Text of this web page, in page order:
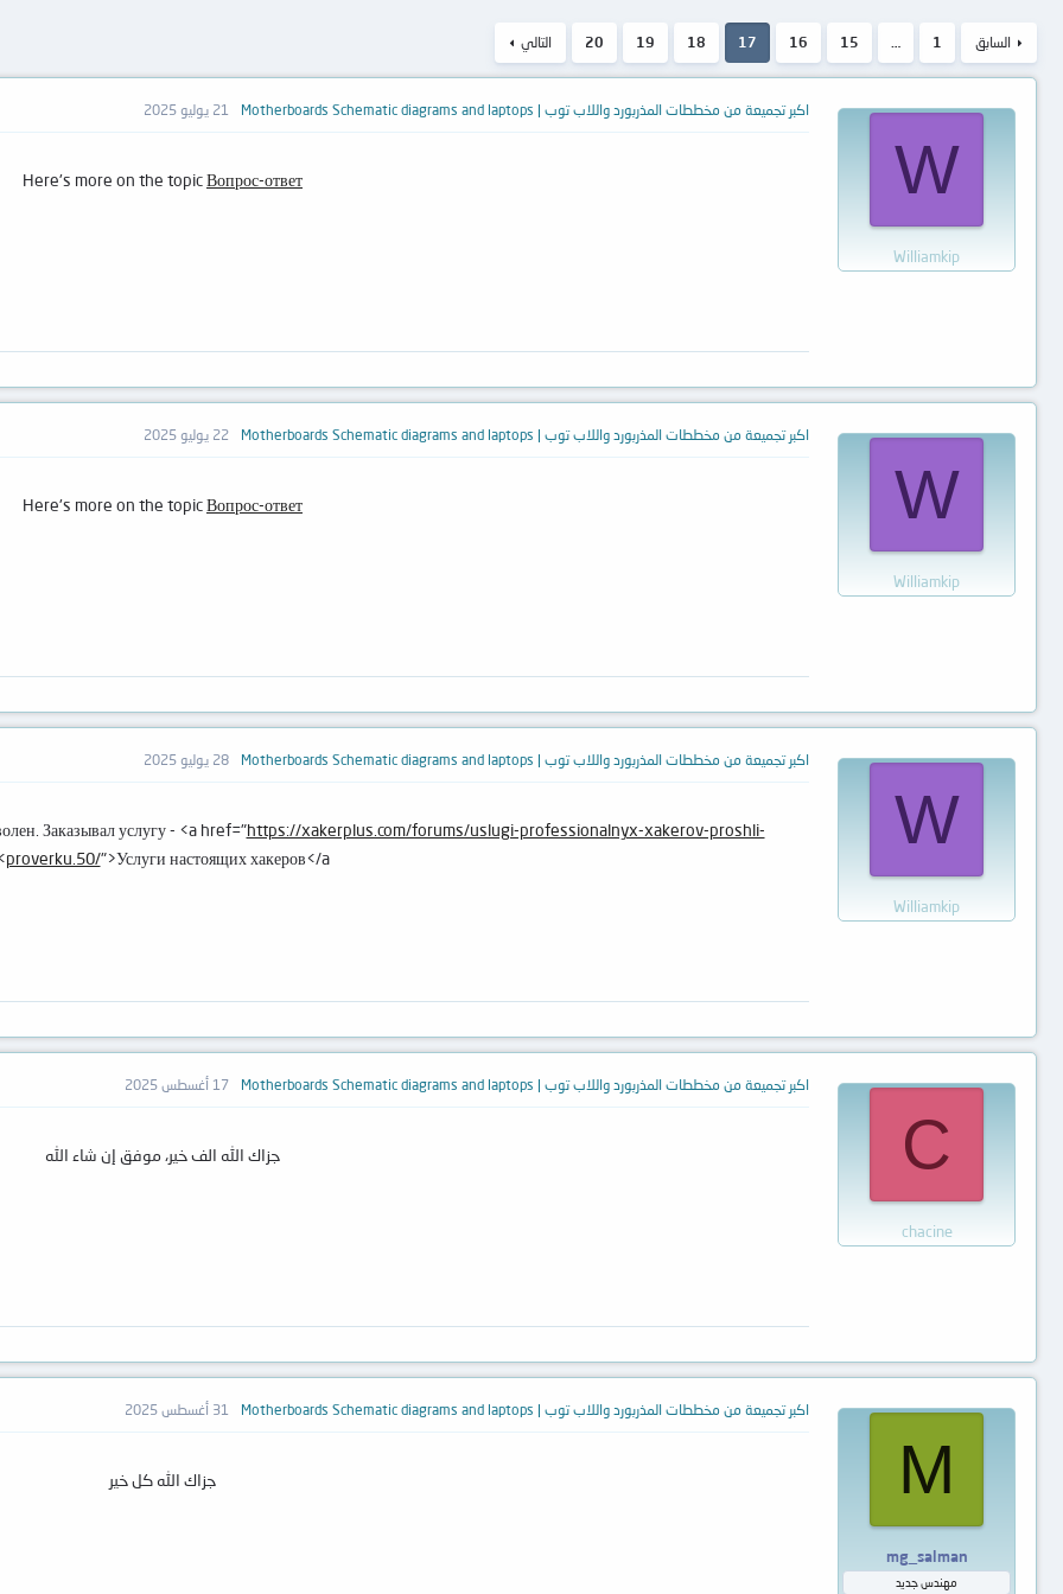
السابق 1
15
16
17
18
19
20 التالي
W
Williamkip
اكبر تجميعة من مخططات المذربورد واللاب توب | Motherboards Schematic diagrams and laptops 21 يوليو 2025
Here's more on the topicВопрос-ответ
W
Williamkip
اكبر تجميعة من مخططات المذربورد واللاب توب | Motherboards Schematic diagrams and laptops 22 يوليو 2025
Here's more on the topicВопрос-ответ
W
Williamkip
اكبر تجميعة من مخططات المذربورد واللاب توب | Motherboards Schematic diagrams and laptops 28 يوليو 2025
Заказывал услугу - <a href="https://xakerplus.com/forums/uslugi-professionalnyx-xakerov-proshli-
proverku.50/">Услуги настоящих хакеров</a>
C
chacine
اكبر تجميعة من مخططات المذربورد واللاب توب | Motherboards Schematic diagrams and laptops 17 أغسطس 2025
جزاك الله الف خير، موفق إن شاء الله
M
mg_salman
مهندس جديد
اكبر تجميعة من مخططات المذربورد واللاب توب | Motherboards Schematic diagrams and laptops 31 أغسطس 2025
جزاك الله كل خير